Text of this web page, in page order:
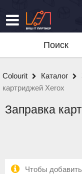
Поиск
Colourit Каталог
картриджей Xerox
Заправка
Чтобы